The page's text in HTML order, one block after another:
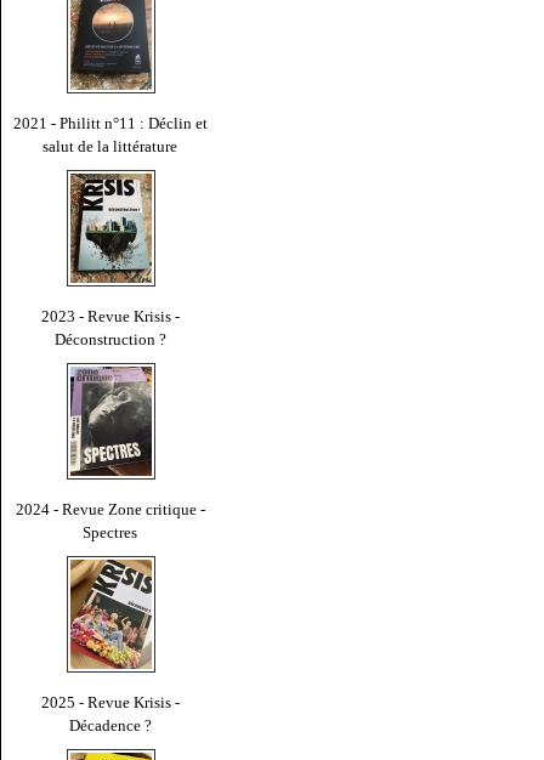
2021 - Philitt n°11 : Déclin et
salut de la littérature
2023 - Revue Krisis -
Déconstruction ?
2024 - Revue Zone critique -
Spectres
2025 - Revue Krisis -
Décadence ?